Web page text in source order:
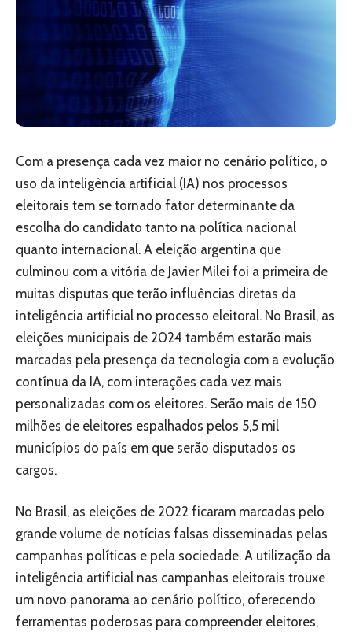
Com a presença cada vez maior no cenário político, o
uso da inteligência artificial (IA) nos processos
eleitorais tem se tornado fator determinante da
escolha do candidato tanto na política nacional
quanto internacional. A eleição argentina que
culminou com a vitória de Javier Milei foi a primeira de
muitas disputas que terão influências diretas da
inteligência artificial no processo eleitoral. No Brasil, as
eleições municipais de 2024 também estarão mais
marcadas pela presença da tecnologia com a evolução
contínua da IA, com interações cada vez mais
personalizadas com os eleitores. Serão mais de 150
milhões de eleitores espalhados pelos 5,5 mil
municípios do país em que serão disputados os
cargos.
No Brasil, as eleições de 2022 ficaram marcadas pelo
grande volume de notícias falsas disseminadas pelas
campanhas políticas e pela sociedade. A utilização da
inteligência artificial nas campanhas eleitorais trouxe
um novo panorama ao cenário político, oferecendo
ferramentas poderosas para compreender eleitores,